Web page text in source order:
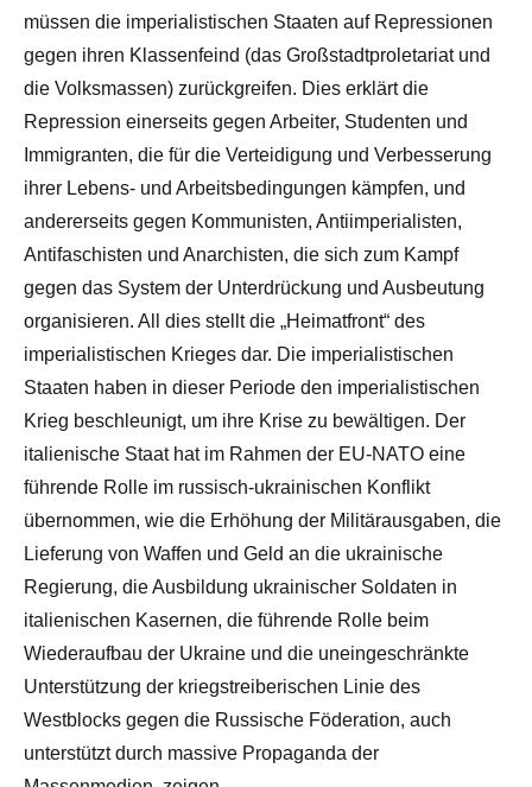
müssen die imperialistischen Staaten auf Repressionen
gegen ihren Klassenfeind (das Großstadtproletariat und
die Volksmassen) zurückgreifen. Dies erklärt die
Repression einerseits gegen Arbeiter, Studenten und
Immigranten, die für die Verteidigung und Verbesserung
ihrer Lebens- und Arbeitsbedingungen kämpfen, und
andererseits gegen Kommunisten, Antiimperialisten,
Antifaschisten und Anarchisten, die sich zum Kampf
gegen das System der Unterdrückung und Ausbeutung
organisieren. All dies stellt die „Heimatfront“ des
imperialistischen Krieges dar. Die imperialistischen
Staaten haben in dieser Periode den imperialistischen
Krieg beschleunigt, um ihre Krise zu bewältigen. Der
italienische Staat hat im Rahmen der EU-NATO eine
führende Rolle im russisch-ukrainischen Konflikt
übernommen, wie die Erhöhung der Militärausgaben, die
Lieferung von Waffen und Geld an die ukrainische
Regierung, die Ausbildung ukrainischer Soldaten in
italienischen Kasernen, die führende Rolle beim
Wiederaufbau der Ukraine und die uneingeschränkte
Unterstützung der kriegstreiberischen Linie des
Westblocks gegen die Russische Föderation, auch
unterstützt durch massive Propaganda der